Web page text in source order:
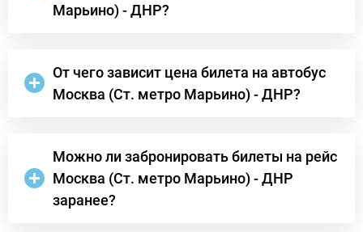
Марьино) - ДНР?
От чего зависит цена билета на автобус
Москва (Ст. метро Марьино) - ДНР?
Можно ли забронировать билеты на рейс
Москва (Ст. метро Марьино) - ДНР
заранее?